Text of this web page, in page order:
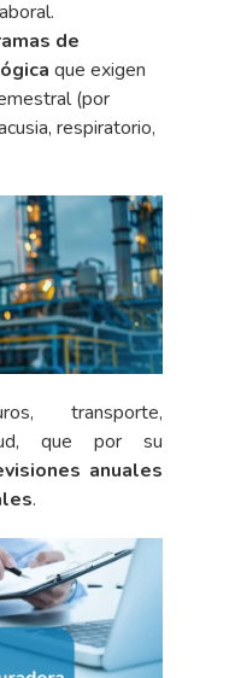
de
que exigen
(por
respiratorio,
transporte,
que por su
anuales
.